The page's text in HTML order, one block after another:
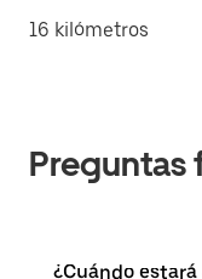
16 kilómetros
Preguntas
¿Cuándo